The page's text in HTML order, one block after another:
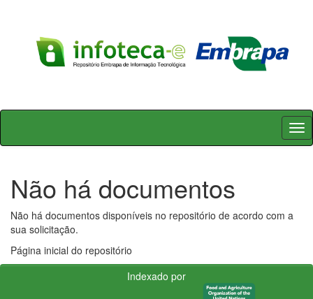
Skip
Não há documentos
Não há documentos disponíveis no repositório de acordo com a
sua solicitação.
Página inicial do repositório
Indexado por